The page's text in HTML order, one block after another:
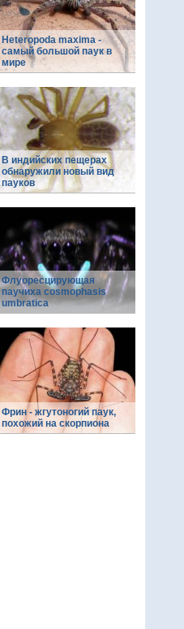
Heteropoda maxima -
самый большой паук в
мире
В индийских пещерах
обнаружили новый вид
пауков
Флуоресцирующая
паучиха cosmophasis
umbratica
Фрин - жгутоногий паук,
похожий на скорпиона